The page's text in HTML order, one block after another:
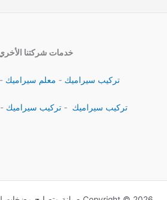
خدمات شركتنا
تركيب سيراميك - معلم سيراميك -
تركيب سيراميك - تركيب سيراميك